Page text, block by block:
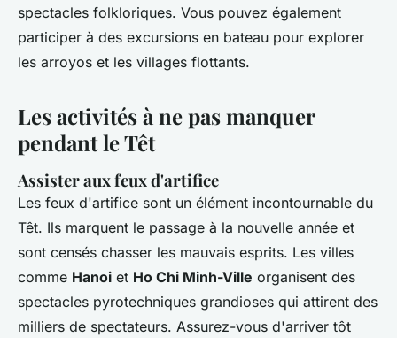
spectacles folkloriques. Vous pouvez également
participer à des excursions en bateau pour explorer
les arroyos et les villages flottants.
Les activités à ne pas manquer
pendant le Têt
Assister aux feux d'artifice
Les feux d'artifice sont un élément incontournable du
Têt. Ils marquent le passage à la nouvelle année et
sont censés chasser les mauvais esprits. Les villes
comme Hanoi et Ho Chi Minh-Ville organisent des
spectacles pyrotechniques grandioses qui attirent des
milliers de spectateurs. Assurez-vous d'arriver tôt